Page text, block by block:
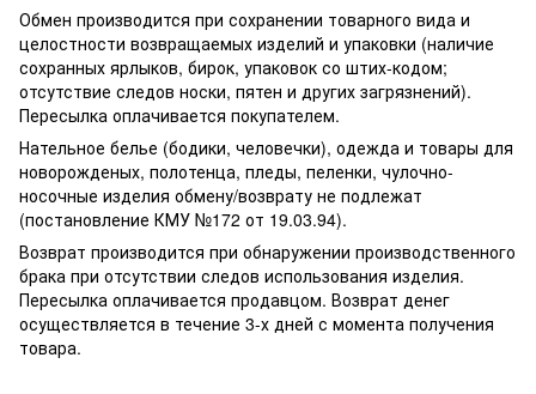
Обмен производится при сохранении товарного вида и
целостности возвращаемых изделий и упаковки (наличие
сохранных ярлыков, бирок, упаковок со штих-кодом;
отсутствие следов носки, пятен и других загрязнений).
Пересылка оплачивается покупателем.
Нательное белье (бодики, человечки), одежда и товары для
новорожденых, полотенца, пледы, пеленки, чулочно-
носочные изделия обмену/возврату не подлежат
(постановление КМУ №172 от 19.03.94).
Возврат производится при обнаружении производственного
брака при отсутствии следов использования изделия.
Пересылка оплачивается продавцом. Возврат денег
осуществляется в течение 3-х дней с момента получения
товара.